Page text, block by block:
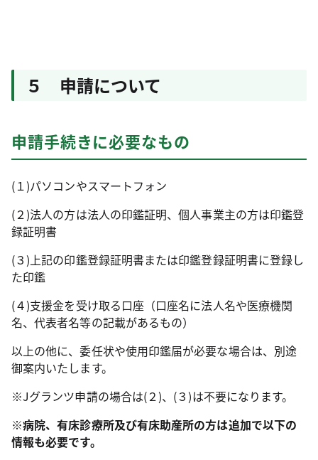
５ 申請について
申請手続きに必要なもの
(１)パソコンやスマートフォン
(２)法人の方は法人の印鑑証明、個人事業主の方は印鑑登
録証明書
(３)上記の印鑑登録証明書または印鑑登録証明書に登録し
た印鑑
(４)支援金を受け取る口座（口座名に法人名や医療機関
名、代表者名等の記載があるもの）
以上の他に、委任状や使用印鑑届が必要な場合は、別途
御案内いたします。
※Jグランツ申請の場合は(２)、(３)は不要になります。
※病院、有床診療所及び有床助産所の方は追加で以下の
情報も必要です。